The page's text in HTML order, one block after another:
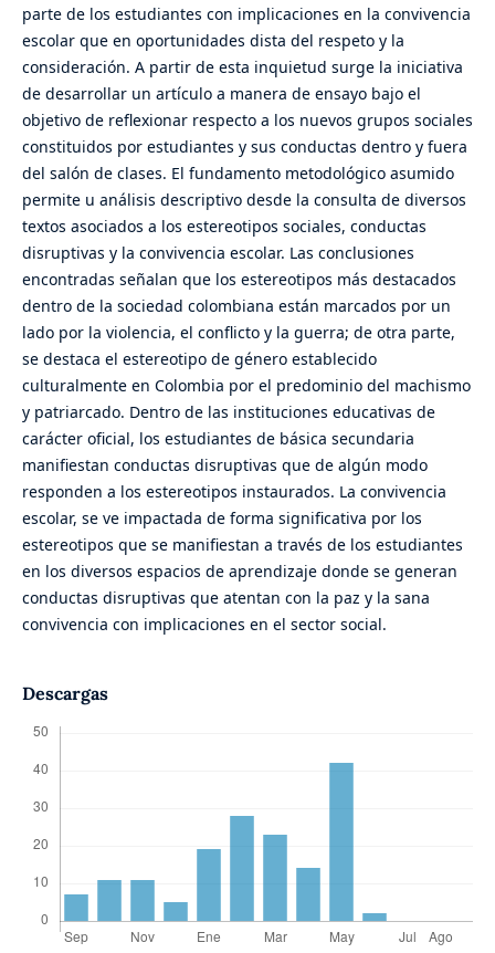
parte de los estudiantes con implicaciones en la convivencia
escolar que en oportunidades dista del respeto y la
consideración. A partir de esta inquietud surge la iniciativa
de desarrollar un artículo a manera de ensayo bajo el
objetivo de reflexionar respecto a los nuevos grupos sociales
constituidos por estudiantes y sus conductas dentro y fuera
del salón de clases. El fundamento metodológico asumido
permite u análisis descriptivo desde la consulta de diversos
textos asociados a los estereotipos sociales, conductas
disruptivas y la convivencia escolar. Las conclusiones
encontradas señalan que los estereotipos más destacados
dentro de la sociedad colombiana están marcados por un
lado por la violencia, el conflicto y la guerra; de otra parte,
se destaca el estereotipo de género establecido
culturalmente en Colombia por el predominio del machismo
y patriarcado. Dentro de las instituciones educativas de
carácter oficial, los estudiantes de básica secundaria
manifiestan conductas disruptivas que de algún modo
responden a los estereotipos instaurados. La convivencia
escolar, se ve impactada de forma significativa por los
estereotipos que se manifiestan a través de los estudiantes
en los diversos espacios de aprendizaje donde se generan
conductas disruptivas que atentan con la paz y la sana
convivencia con implicaciones en el sector social.
Descargas